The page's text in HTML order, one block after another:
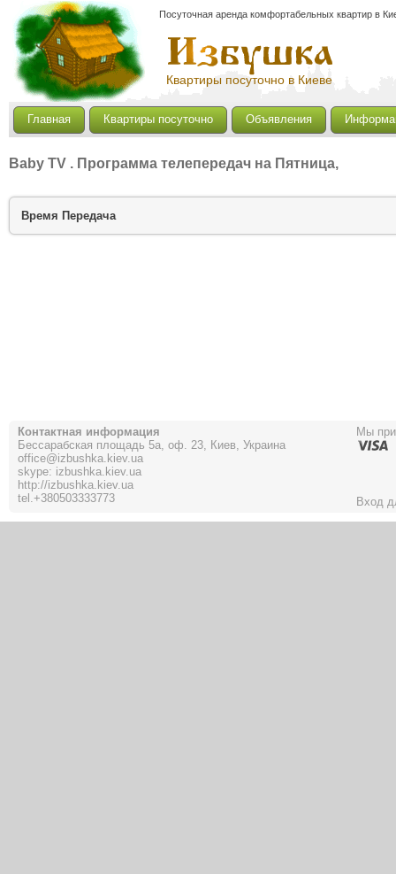
Квартиры посуточно в Киеве
Посуточная аренда комфортабельных квартир в
Главная Квартиры посуточно Объявления
Baby TV . Программа телепередач на Пятница,
Время Передача
Контактная информация
Бессарабская площадь 5а, оф. 23, Киев, Украина
office@izbushka.kiev.ua
skype: izbushka.kiev.ua
http://izbushka.kiev.ua
tel.+380503333773
Мы
Вход